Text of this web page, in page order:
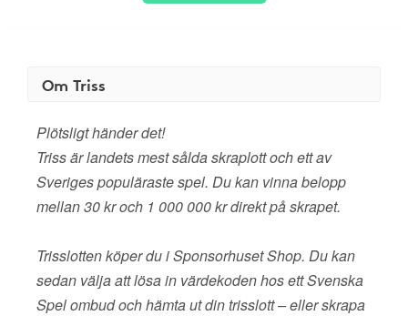
Om Triss
Plötsligt händer det!
Triss är landets mest sålda skraplott och ett av
Sveriges populäraste spel. Du kan vinna belopp
mellan 30 kr och 1 000 000 kr direkt på skrapet.
Trisslotten köper du i Sponsorhuset Shop. Du kan
sedan välja att lösa in värdekoden hos ett Svenska
Spel ombud och hämta ut din trisslott – eller skrapa